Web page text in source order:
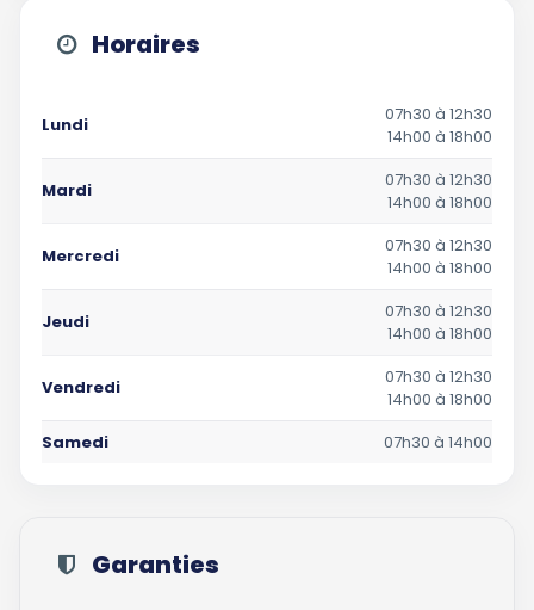
Horaires
Lundi
07h30 à 12h30
14h00 à 18h00
Mardi
07h30 à 12h30
14h00 à 18h00
Mercredi
07h30 à 12h30
14h00 à 18h00
Jeudi
07h30 à 12h30
14h00 à 18h00
Vendredi
07h30 à 12h30
14h00 à 18h00
Samedi
07h30 à 14h00
Garanties